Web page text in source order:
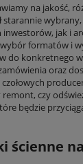
na jakość,
starannie
jak i
formatów i
do konkretnego
oraz
czy
będzie
ścienne